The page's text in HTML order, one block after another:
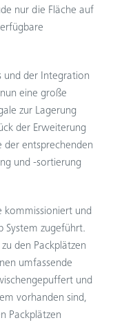
nur die Fläche auf
und der Integration
eine große
zur Lagerung
der Erweiterung
der entsprechenden
und -sortierung
kommissioniert und
System zugeführt.
den Packplätzen
umfassende
und
vorhanden sind,
Packplätzen